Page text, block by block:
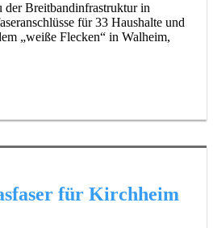
der Breitbandinfrastruktur in
für 33 Haushalte und
„weiße Flecken“ in Walheim,
für Kirchheim